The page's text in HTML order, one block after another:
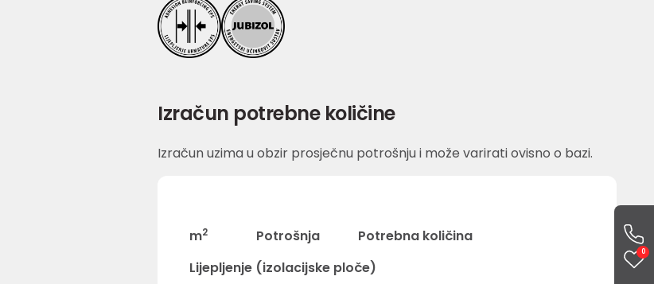
0
Izračun potrebne količine
Izračun uzima u obzir prosječnu potrošnju i može varirati ovisno o bazi.
m2 Potrošnja
Potrebna količina
Lijepljenje (izolacijske ploče)